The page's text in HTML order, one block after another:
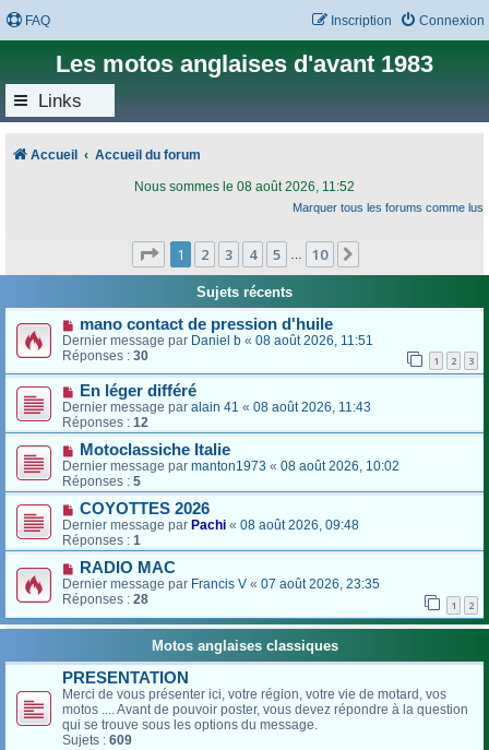
FAQ Connexion
Inscription
Les motos anglaises d'avant 1983
Links
Accueil Accueil du forum
Nous sommes le 08 août 2026, 11:52
Marquer tous les forums comme lus
Page 1sur
1 2 3 4 5 10
Sujets récents
mano contact de pression d'huile
Dernier message par Daniel b « 08 août 2026, 11:51
Réponses : 30 1 2 3
En léger différé
Dernier message par alain 41 « 08 août 2026, 11:43
Réponses : 12
Motoclassiche Italie
Dernier message par manton1973 « 08 août 2026, 10:02
Réponses : 5
COYOTTES 2026
Dernier message par Pachi « 08 août 2026, 09:48
Réponses : 1
RADIO MAC
Dernier message par Francis V « 07 août 2026, 23:35
Réponses : 28 1 2
Motos anglaises classiques
PRESENTATION
Merci de vous présenter ici, votre région, votre vie de motard, vos
motos .... Avant de pouvoir poster, vous devez répondre à la question
qui se trouve sous les options du message.
Sujets : 609